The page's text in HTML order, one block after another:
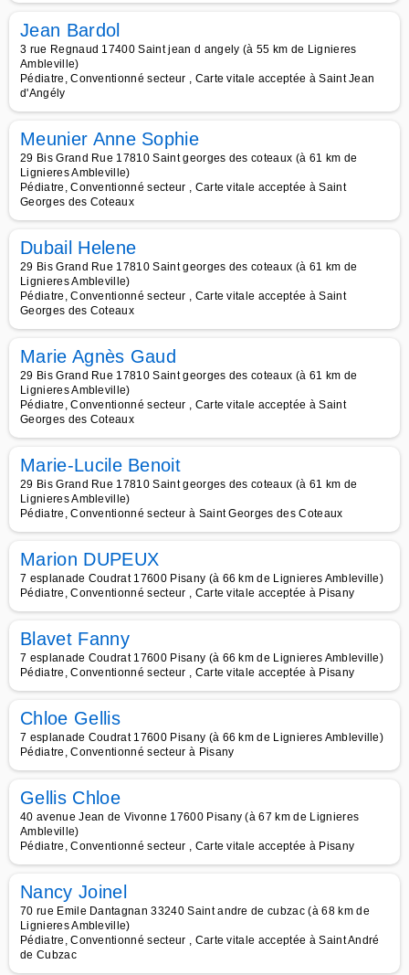
Jean Bardol
3 rue Regnaud 17400 Saint jean d angely (à 55 km de Lignieres
Ambleville)
Pédiatre, Conventionné secteur , Carte vitale acceptée à Saint Jean
d'Angély
Meunier Anne Sophie
29 Bis Grand Rue 17810 Saint georges des coteaux (à 61 km de
Lignieres Ambleville)
Pédiatre, Conventionné secteur , Carte vitale acceptée à Saint
Georges des Coteaux
Dubail Helene
29 Bis Grand Rue 17810 Saint georges des coteaux (à 61 km de
Lignieres Ambleville)
Pédiatre, Conventionné secteur , Carte vitale acceptée à Saint
Georges des Coteaux
Marie Agnès Gaud
29 Bis Grand Rue 17810 Saint georges des coteaux (à 61 km de
Lignieres Ambleville)
Pédiatre, Conventionné secteur , Carte vitale acceptée à Saint
Georges des Coteaux
Marie-Lucile Benoit
29 Bis Grand Rue 17810 Saint georges des coteaux (à 61 km de
Lignieres Ambleville)
Pédiatre, Conventionné secteur à Saint Georges des Coteaux
Marion DUPEUX
7 esplanade Coudrat 17600 Pisany (à 66 km de Lignieres Ambleville)
Pédiatre, Conventionné secteur , Carte vitale acceptée à Pisany
Blavet Fanny
7 esplanade Coudrat 17600 Pisany (à 66 km de Lignieres Ambleville)
Pédiatre, Conventionné secteur , Carte vitale acceptée à Pisany
Chloe Gellis
7 esplanade Coudrat 17600 Pisany (à 66 km de Lignieres Ambleville)
Pédiatre, Conventionné secteur à Pisany
Gellis Chloe
40 avenue Jean de Vivonne 17600 Pisany (à 67 km de Lignieres
Ambleville)
Pédiatre, Conventionné secteur , Carte vitale acceptée à Pisany
Nancy Joinel
70 rue Emile Dantagnan 33240 Saint andre de cubzac (à 68 km de
Lignieres Ambleville)
Pédiatre, Conventionné secteur , Carte vitale acceptée à Saint André
de Cubzac